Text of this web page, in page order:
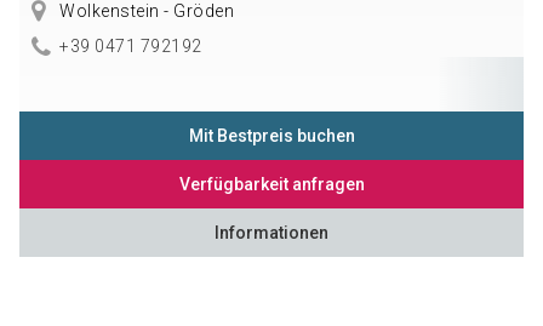
Wolkenstein - Gröden
+39 0471 792192
Mit Bestpreis buchen
Verfügbarkeit anfragen
Informationen